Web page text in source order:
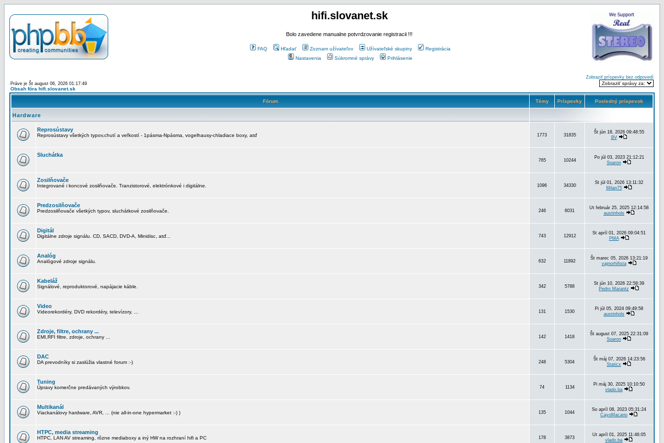
hifi.slovanet.sk
Bolo zavedene manualne potvrdzovanie registracii !!!
FAQ Hľadať Zoznam užívateľov Užívateľské skupiny
Registrácia
Nastavenia
Súkromné správy Prihlásenie
Práve je Št august 06, 2026 01:17:49
Obsah fóra hifi.slovanet.sk
Zobraziť príspevky bez odpovedí
Fórum Témy Príspevky Posledný príspevok
Hardware
Reprosústavy
Reprosústavy všetkých typov,chutí a veľkostí - 1pásma-Npásma, vogelhausy-chladiace boxy, atď 1773 31835
Št jún 18, 2026 09:48:55
BV
Sluchátka
765 10244
Po júl 03, 2023 21:12:21
Soaron
Zosilňovače
Integrované i koncové zosilňovače. Tranzistorové, elektrónkové i digitálne. 1096 34330
St júl 01, 2026 13:11:32
Milan75
Predzosilňovače
Predzosilňovače všetkých typov, sluchátkové zosilňovače. 246 6031
Ut február 25, 2025 12:14:58
austinhols
Digitál
Digitálne zdroje signálu. CD, SACD, DVD-A, Minidisc, atď... 743 12912
St apríl 01, 2026 09:04:51
PMA
Analóg
Analógové zdroje signálu. 632 11892
Št marec 05, 2026 13:21:19
vajnorhifista
Kabeláž
Signálové, reproduktorové, napájacie káble. 342 5788
St jún 10, 2026 22:58:39
Pedro Marantz
Video
Videorekordéry, DVD rekordéry, televízory, ... 131 1530
Pi júl 05, 2024 09:49:58
austinhols
Zdroje, filtre, ochrany ...
EMI,RFI filtre, zdroje, ochrany ... 142 1418
Št august 07, 2025 22:31:09
Soaron
DAC
DA prevodníky si zaslúžia vlastné forum :-) 248 5304
Št máj 07, 2026 14:23:56
Staticx
Tuning
Úpravy komerčne predávaných výrobkov. 74 1134
Pi máj 30, 2025 10:10:50
vlado.ba
Multikanál
Viackanálovy hardware, AVR, ... (nie all-in-one hypermarket :-) ) 135 1044
So apríl 08, 2023 05:31:24
CayoMacario
HTPC, media streaming
HTPC, LAN AV streaming, rôzne mediaboxy a iný HW na rozhraní hifi a PC 178 3873
Ut apríl 01, 2025 11:46:05
vlado.ba